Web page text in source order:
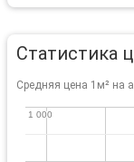
Статистика
Средняя цена 1м² на
1 000
1 000